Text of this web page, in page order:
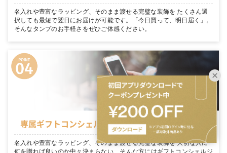
名入れや豊富なラッピング、そのまま渡せる完璧な装飾を たくさん選
択しても最短で翌日にお届けが可能です。「今日買って、明日届く」。
そんなタンプのお手軽さをぜひご体感ください。
専属ギフトコンシェルジュがお客様を徹底サポート
名入れや豊富なラッピング、そのまま渡せる完璧な装飾を 大切な人に
何を贈れば良いのか中々決まらない… そんな方にはギフトコンシェルジ